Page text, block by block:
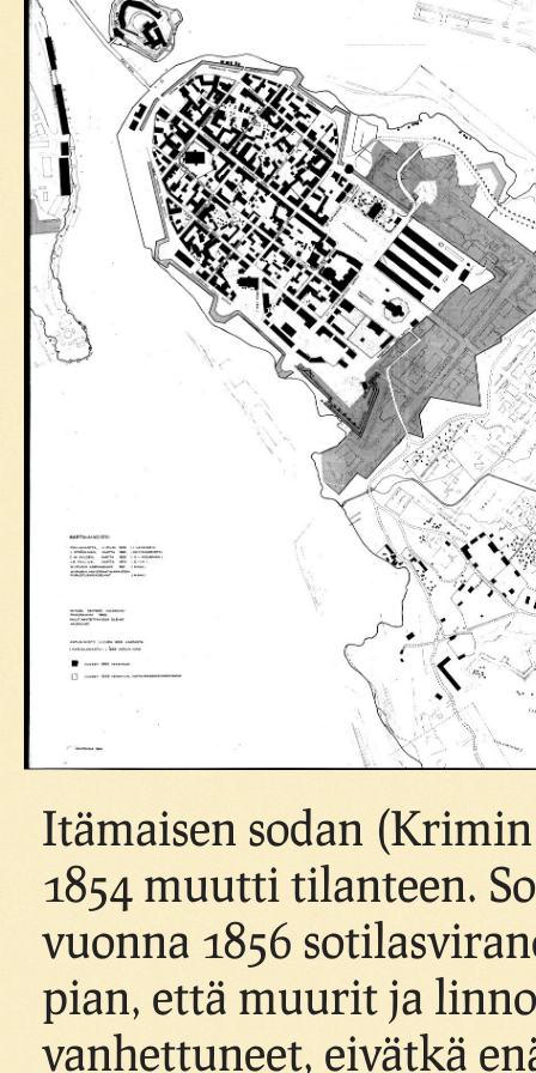
Itämaisen sodan
1854 muutti tilanteen.
vuonna 1856
pian, että muurit ja
vanhettuneet, eivätkä